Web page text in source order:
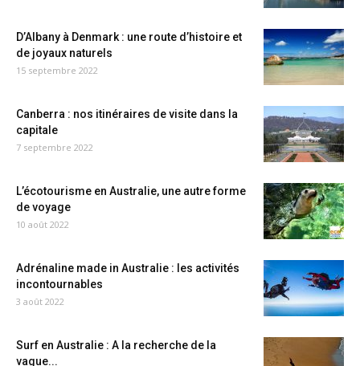
D’Albany à Denmark : une route d’histoire et
de joyaux naturels
15 septembre 2022
Canberra : nos itinéraires de visite dans la
capitale
7 septembre 2022
L’écotourisme en Australie, une autre forme
de voyage
10 août 2022
Adrénaline made in Australie : les activités
incontournables
3 août 2022
Surf en Australie : A la recherche de la
vague...